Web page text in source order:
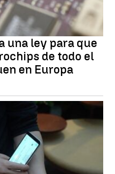
una ley para que
de todo el
en Europa